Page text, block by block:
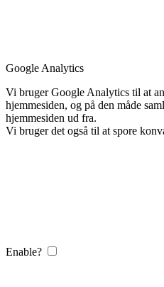
Google Analytics
Vi bruger Google Analytics til at
hjemmesiden, og på den måde
hjemmesiden ud fra.
Vi bruger det også til at spore
Enable?